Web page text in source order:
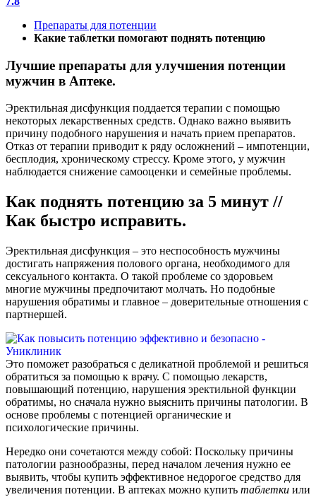
Препараты для потенции
Какие таблетки помогают поднять потенцию
Лучшие препараты для улучшения потенции
мужчин в Аптеке.
Эректильная дисфункция поддается терапии с помощью
некоторых лекарственных средств. Однако важно выявить
причину подобного нарушения и начать прием препаратов.
Отказ от терапии приводит к ряду осложнений – импотенции,
бесплодия, хроническому стрессу. Кроме этого, у мужчин
наблюдается снижение самооценки и семейные проблемы.
Как поднять потенцию за 5 минут //
Как быстро исправить.
Эректильная дисфункция – это неспособность мужчины
достигать напряжения полового органа, необходимого для
сексуального контакта. О такой проблеме со здоровьем
многие мужчины предпочитают молчать. Но подобные
нарушения обратимы и главное – доверительные отношения с
партнершей.
Это поможет разобраться с деликатной проблемой и решиться
обратиться за помощью к врачу. С помощью лекарств,
повышающий потенцию, нарушения эректильной функции
обратимы, но сначала нужно выяснить причины патологии. В
основе проблемы с потенцией органические и
психологические причины.
Нередко они сочетаются между собой: Поскольку причины
патологии разнообразны, перед началом лечения нужно ее
выявить, чтобы купить эффективное недорогое средство для
увеличения потенции. В аптеках можно купить таблетки или